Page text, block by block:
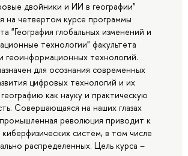
двойники и ИИ в географии"
на четвертом курсе программы
"География глобальных изменений и
технологии" факультета
геоинформационных технологий.
для осознания современных
цифровых технологий и их
как науку и практическую
Совершающаяся на наших глазах
революция приводит к
систем, в том числе
распределенных. Цель курса –